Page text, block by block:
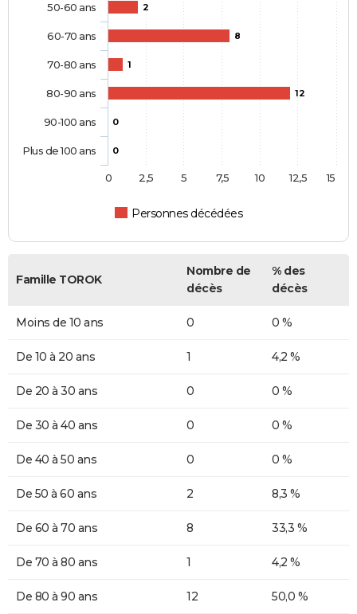
2
8
1
12
0
0
Personnes décédées
50-60 ans
60-70 ans
70-80 ans
80-90 ans
90-100 ans
Plus de 100 ans
0 2,5 5 7,5 10 12,5 15
Famille TOROK
Nombre de
décès
% des
décès
Moins de 10 ans 0 0 %
De 10 à 20 ans 1 4,2 %
De 20 à 30 ans 0 0 %
De 30 à 40 ans 0 0 %
De 40 à 50 ans 0 0 %
De 50 à 60 ans 2 8,3 %
De 60 à 70 ans 8 33,3 %
De 70 à 80 ans 1 4,2 %
De 80 à 90 ans 12 50,0 %